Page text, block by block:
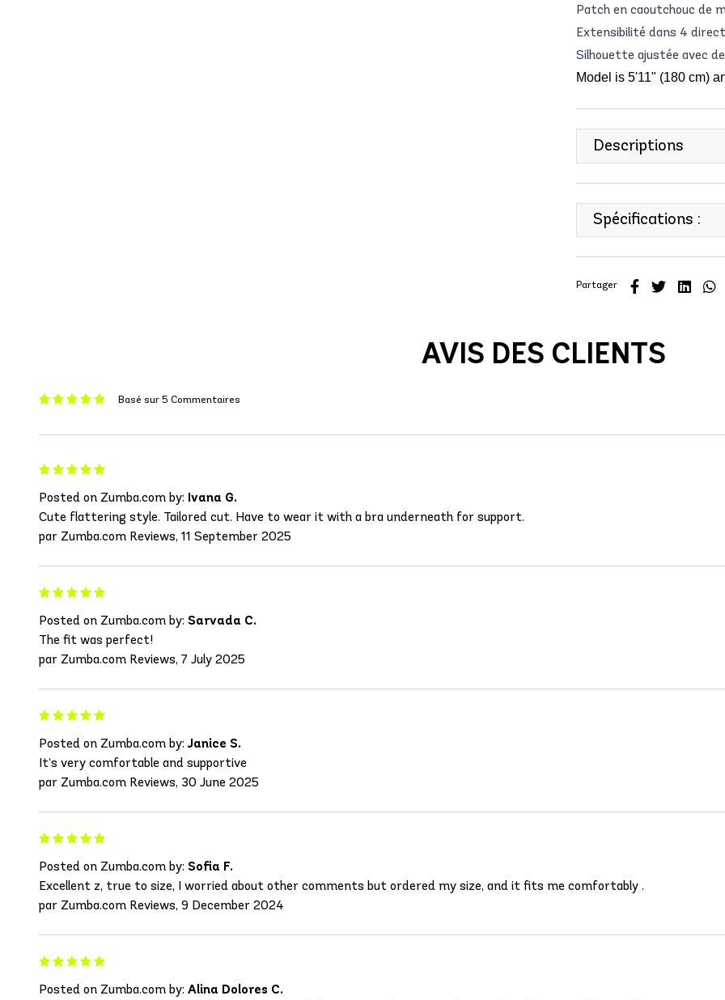
Patch en caoutchouc de
Extensibilité dans 4
Silhouette ajustée avec
Model is 5'11" (180 cm)
Descriptions
Spécifications :
Partager
AVIS DES CLIENTS
Basé sur 5 Commentaires
Posted on Zumba.com by: Ivana G.
Cute flattering style. Tailored cut. Have to wear it with a bra underneath for support.
par Zumba.com Reviews, 11 September 2025
Posted on Zumba.com by: Sarvada C.
The fit was perfect!
par Zumba.com Reviews, 7 July 2025
Posted on Zumba.com by:Janice S.
It’s very comfortable and supportive
par Zumba.com Reviews, 30 June 2025
Posted on Zumba.com by: Sofia F.
Excellent z, true to size, I worried about other comments but ordered my size, and it fits me comfortably .
par Zumba.com Reviews, 9 December 2024
Posted on Zumba.com by: Alina Dolores C.